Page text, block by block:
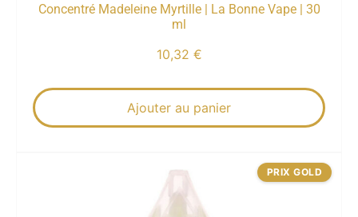
Concentré Madeleine Myrtille | La Bonne Vape | 30
ml
10,32 €
Ajouter au panier
PRIX GOLD